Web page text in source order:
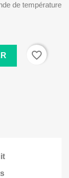
de température
favorite_border